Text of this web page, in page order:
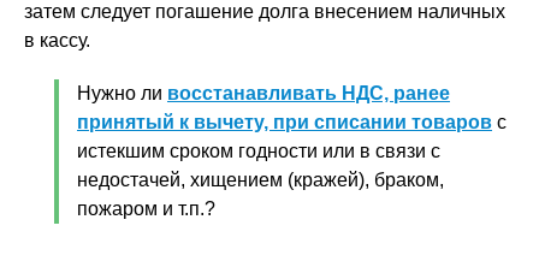
затем следует погашение долга внесением наличных
в кассу.
Нужно ли восстанавливать НДС, ранее
принятый к вычету, при списании товаров с
истекшим сроком годности или в связи с
недостачей, хищением (кражей), браком,
пожаром и т.п.?